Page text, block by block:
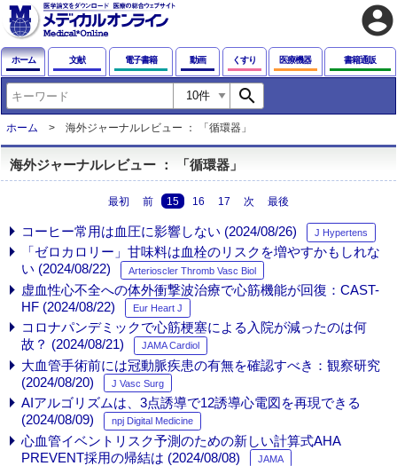
account_circle
ホーム 文献 電子書籍 動画 くすり 医療機器 書籍通販
search
ホーム 海外ジャーナルレビュー ： 「循環器」
海外ジャーナルレビュー ： 「循環器」
最初 前 15 16 17 次 最後
コーヒー常用は血圧に影響しない (2024/08/26) J Hypertens
「ゼロカロリー」甘味料は血栓のリスクを増やすかもしれな
い (2024/08/22)
Arterioscler Thromb Vasc Biol
虚血性心不全への体外衝撃波治療で心筋機能が回復：CAST-
HF (2024/08/22)
Eur Heart J
コロナパンデミックで心筋梗塞による入院が減ったのは何
故？ (2024/08/21)
JAMA Cardiol
大血管手術前には冠動脈疾患の有無を確認すべき：観察研究
(2024/08/20)
J Vasc Surg
AIアルゴリズムは、3点誘導で12誘導心電図を再現できる
(2024/08/09)
npj Digital Medicine
心血管イベントリスク予測のための新しい計算式AHA
PREVENT採用の帰結は (2024/08/08)
JAMA